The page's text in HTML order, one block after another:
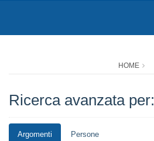
HOME
Ricerca avanzata per:
Argomenti Persone